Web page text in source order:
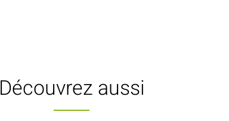
Découvrez aussi